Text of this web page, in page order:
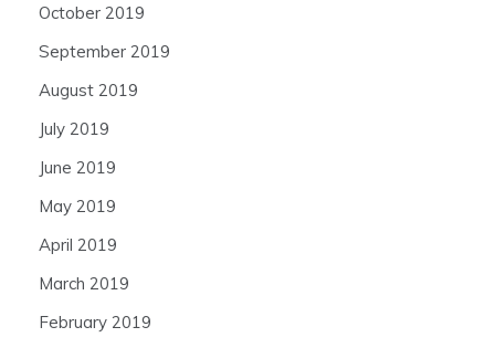
October 2019
September 2019
August 2019
July 2019
June 2019
May 2019
April 2019
March 2019
February 2019